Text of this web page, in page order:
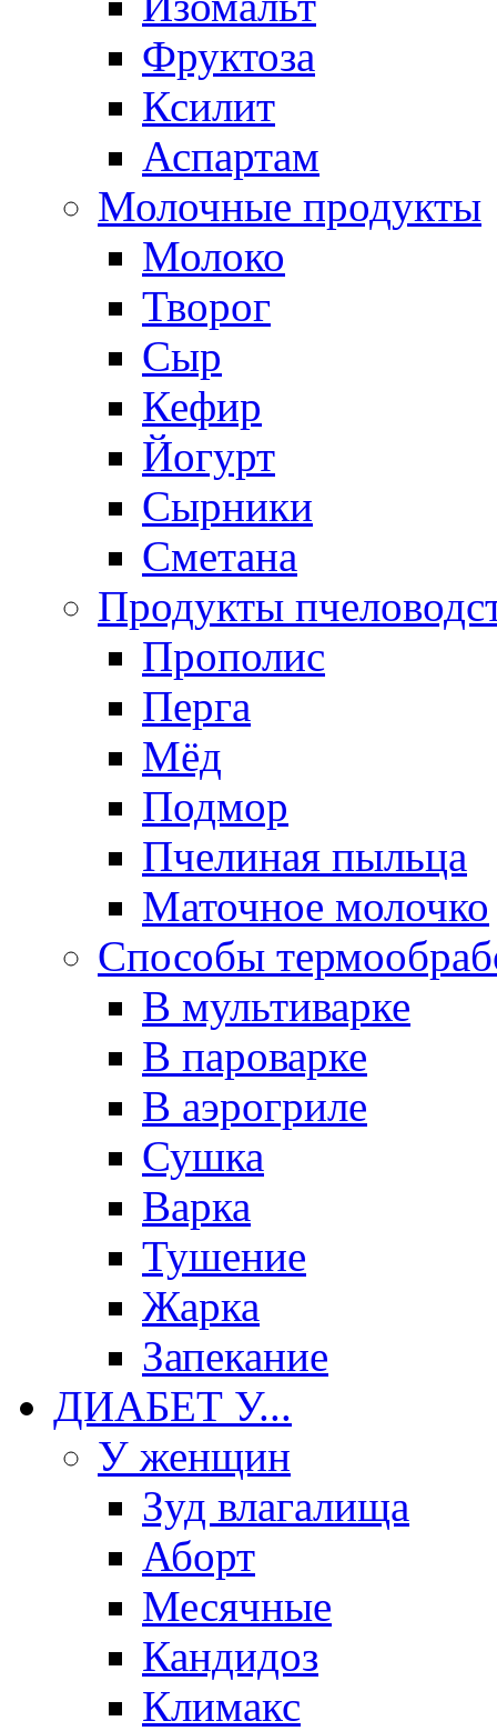
Фруктоза
Ксилит
Аспартам
Молочные продукты
Молоко
Творог
Сыр
Кефир
Йогурт
Сырники
Сметана
Продукты
Прополис
Перга
Мёд
Подмор
Пчелиная пыльца
Маточное молочко
Способы
В мультиварке
В пароварке
В аэрогриле
Сушка
Варка
Тушение
Жарка
Запекание
ДИАБЕТ У...
У женщин
Зуд влагалища
Аборт
Месячные
Кандидоз
Климакс